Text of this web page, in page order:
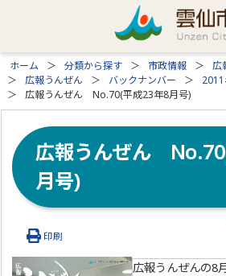
ホーム 分類から探す 市政情報 広
広報うんぜん
バックナンバー
2011
広報うんぜん No.70(平成23年8月号)
広報うんぜん
月号)
印刷
広報うんぜんの8